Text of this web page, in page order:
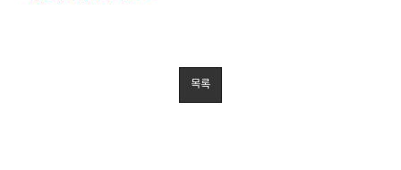
목록